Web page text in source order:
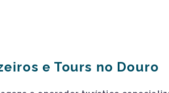
e Tours no Douro